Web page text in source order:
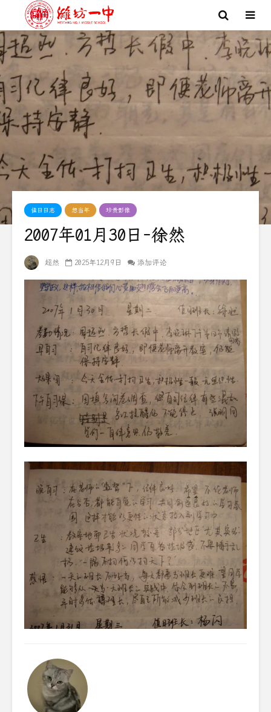
值日日志 想当年 珍贵影像
2007年01月30日-徐然
超然 2025年12月9日 添加评论